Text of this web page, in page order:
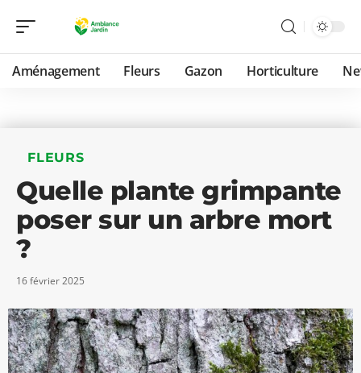
Aménagement Fleurs Gazon Horticulture
FLEURS
Quelle plante grimpante
poser sur un arbre mort
?
16 février 2025